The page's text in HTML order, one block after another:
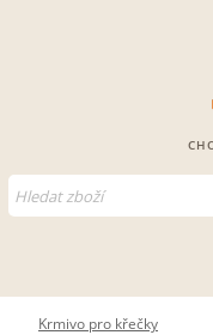
Krmivo pro křečky